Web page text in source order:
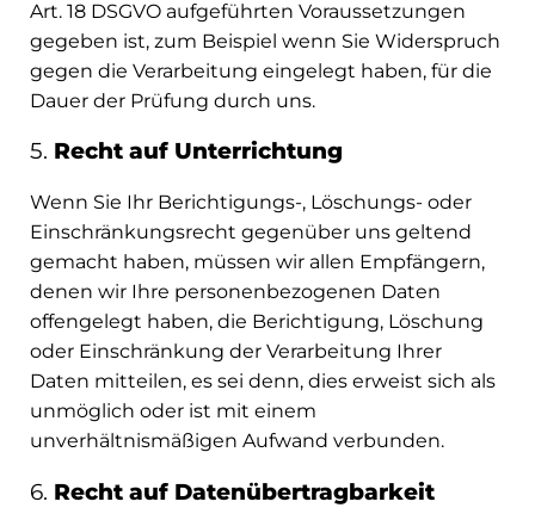
Art. 18 DSGVO aufgeführten Voraussetzungen
gegeben ist, zum Beispiel wenn Sie Widerspruch
gegen die Verarbeitung eingelegt haben, für die
Dauer der Prüfung durch uns.
5. Recht auf Unterrichtung
Wenn Sie Ihr Berichtigungs-, Löschungs- oder
Einschränkungsrecht gegenüber uns geltend
gemacht haben, müssen wir allen Empfängern,
denen wir Ihre personenbezogenen Daten
offengelegt haben, die Berichtigung, Löschung
oder Einschränkung der Verarbeitung Ihrer
Daten mitteilen, es sei denn, dies erweist sich als
unmöglich oder ist mit einem
unverhältnismäßigen Aufwand verbunden.
6. Recht auf Datenübertragbarkeit